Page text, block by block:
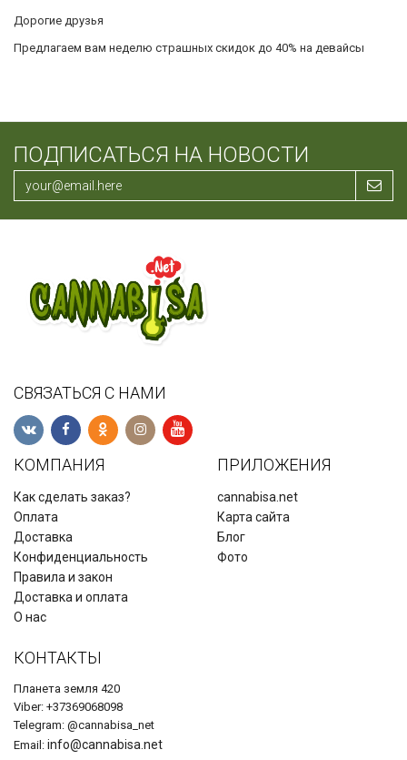
Дорогие друзья
Предлагаем вам неделю страшных скидок до 40% на девайсы
ПОДПИСАТЬСЯ НА НОВОСТИ
СВЯЗАТЬСЯ С НАМИ
КОМПАНИЯ
Как сделать заказ?
Оплата
Доставка
Конфиденциальность
Правила и закон
Доставка и оплата
О нас
ПРИЛОЖЕНИЯ
cannabisa.net
Карта сайта
Блог
Фото
КОНТАКТЫ
Планета земля 420
Viber: +37369068098
Telegram: @cannabisa_net
Email: info@cannabisa.net